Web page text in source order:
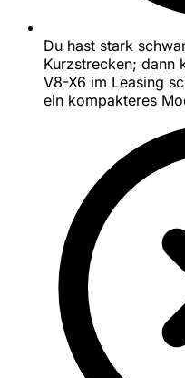
Du hast stark
Kurzstrecken; dann
V8-X6 im Leasing
ein kompakteres